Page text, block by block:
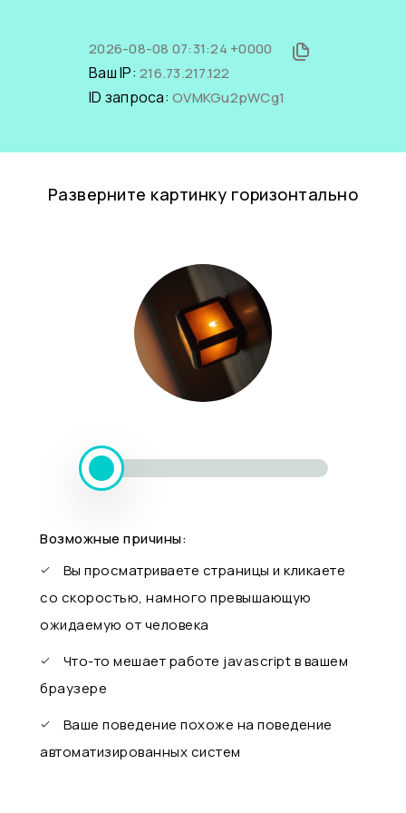
2026-08-08 07:31:24 +0000
Ваш IP: 216.73.217.122
ID запроса: OVMKGu2pWCg1
Разверните картинку горизонтально
Возможные причины:
Вы просматриваете страницы и кликаете
со скоростью, намного превышающую
ожидаемую от человека
Что-то мешает работе javascript в вашем
браузере
Ваше поведение похоже на поведение
автоматизированных систем